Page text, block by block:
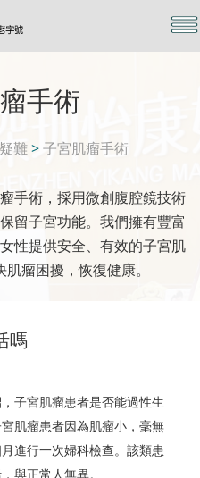
手術
難>子宮肌瘤手術
手術，採用微創腹腔鏡技術
留子宮功能。我們擁有豐富
性提供安全、有效的子宮肌
瘤困擾，恢復健康。
嗎
子宮肌瘤患者是否能過性生
肌瘤患者因為肌瘤小，毫無
進行一次婦科檢查。該類患
與正常人無異。